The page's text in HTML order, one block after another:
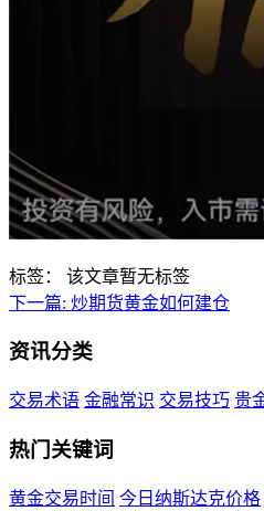
标签：
该文章暂无标签
下一篇: 炒期货黄金如何建仓
资讯分类
交易术语 金融常识 交易技巧 贵
热门关键词
黄金交易时间 今日纳斯达克价格